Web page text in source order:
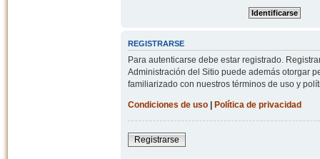
REGISTRARSE
Para autenticarse debe estar registrado.
Administración del Sitio puede además otorgar
familiarizado con nuestros términos de uso y
Condiciones de uso| Política de privacidad
Registrarse